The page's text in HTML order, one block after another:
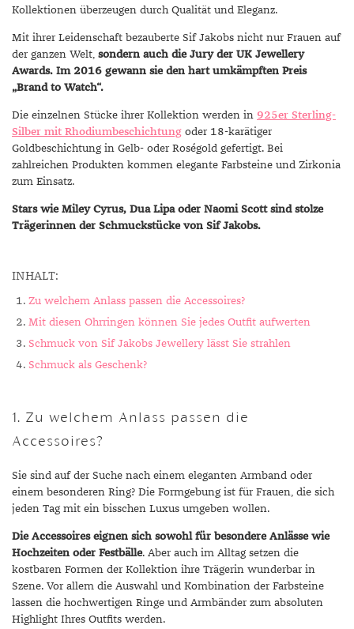
Kollektionen überzeugen durch Qualität und Eleganz.
Mit ihrer Leidenschaft bezauberte Sif Jakobs nicht nur Frauen auf
der ganzen Welt, sondern auch die Jury der UK Jewellery
Awards. Im 2016 gewann sie den hart umkämpften Preis
„Brand to Watch“.
Die einzelnen Stücke ihrer Kollektion werden in 925er Sterling-
Silber mit Rhodiumbeschichtung oder 18-karätiger
Goldbeschichtung in Gelb- oder Roségold gefertigt. Bei
zahlreichen Produkten kommen elegante Farbsteine und Zirkonia
zum Einsatz.
Stars wie Miley Cyrus, Dua Lipa oder Naomi Scott sind stolze
Trägerinnen der Schmuckstücke von Sif Jakobs.
INHALT:
Zu welchem Anlass passen die Accessoires?
Mit diesen Ohrringen können Sie jedes Outfit aufwerten
Schmuck von Sif Jakobs Jewellery lässt Sie strahlen
Schmuck als Geschenk?
1. Zu welchem Anlass passen die
Accessoires?
Sie sind auf der Suche nach einem eleganten Armband oder
einem besonderen Ring? Die Formgebung ist für Frauen, die sich
jeden Tag mit ein bisschen Luxus umgeben wollen.
Die Accessoires eignen sich sowohl für besondere Anlässe wie
Hochzeiten oder Festbälle. Aber auch im Alltag setzen die
kostbaren Formen der Kollektion ihre Trägerin wunderbar in
Szene. Vor allem die Auswahl und Kombination der Farbsteine
lassen die hochwertigen Ringe und Armbänder zum absoluten
Highlight Ihres Outfits werden.